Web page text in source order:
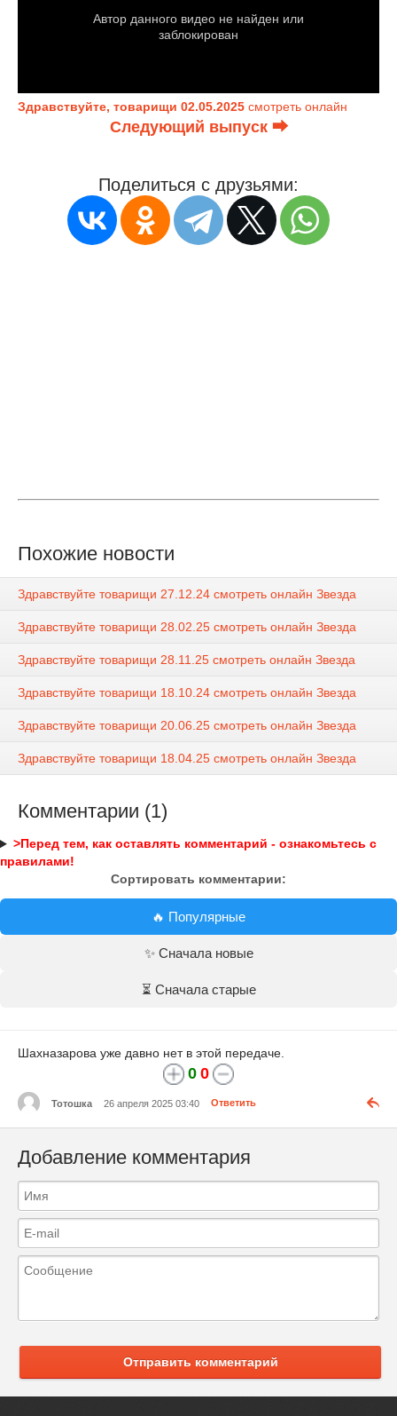
Здравствуйте, товарищи 02.05.2025 смотреть онлайн
Следующий выпуск ⮕
Поделиться с друзьями:
Похожие новости
Здравствуйте товарищи 27.12.24 смотреть онлайн Звезда
Здравствуйте товарищи 28.02.25 смотреть онлайн Звезда
Здравствуйте товарищи 28.11.25 смотреть онлайн Звезда
Здравствуйте товарищи 18.10.24 смотреть онлайн Звезда
Здравствуйте товарищи 20.06.25 смотреть онлайн Звезда
Здравствуйте товарищи 18.04.25 смотреть онлайн Звезда
Комментарии (1)
>Перед тем, как оставлять комментарий - ознакомьтесь с
правилами!
Сортировать комментарии:
🔥 Популярные
✨ Сначала новые
⏳ Сначала старые
Шахназарова уже давно нет в этой передаче.
0 0
Тотошка 26 апреля 2025 03:40 Ответить
Добавление комментария
Отправить комментарий